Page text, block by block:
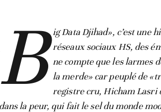
ig Data Djihad», c’est une
réseaux sociaux HS, des
ne compte que les larmes
la merde» car peuplé de
registre cru, Hicham Lasri
la peur, qui fait le sel du monde